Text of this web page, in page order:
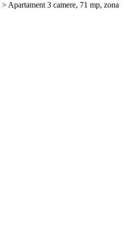
Apartament 3 camere, 71 mp, zona